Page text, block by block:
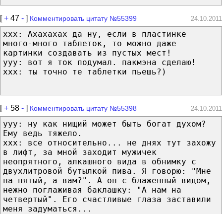
[+ 47 - ] Комментировать цитату №55399 24.10.2011
xxx: Ахахахах да ну, если в пластинке
много-много таблеток, то можно даже
картинки создавать из пустых мест!
yyy: вот я ток подумал. пакмэна сделаю!
xxx: ты точно те таблетки пьешь?)
[+ 58 - ] Комментировать цитату №55398 24.10.2011
yyy: ну как нищий может быть богат духом?
Ему ведь тяжело.
xxx: все относительно... не днях тут захожу
в лифт, за мной заходит мужичек
неопрятного, алкашного вида в обнимку с
двухлитровой бутылкой пива. Я говорю: "Мне
на пятый, а вам?". А он с блаженный видом,
нежно поглаживая баклашку: "А нам на
четвертый". Его счастливые глаза заставили
меня задуматься...